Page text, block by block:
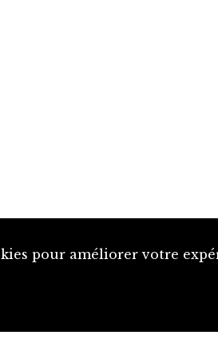
pour améliorer votre